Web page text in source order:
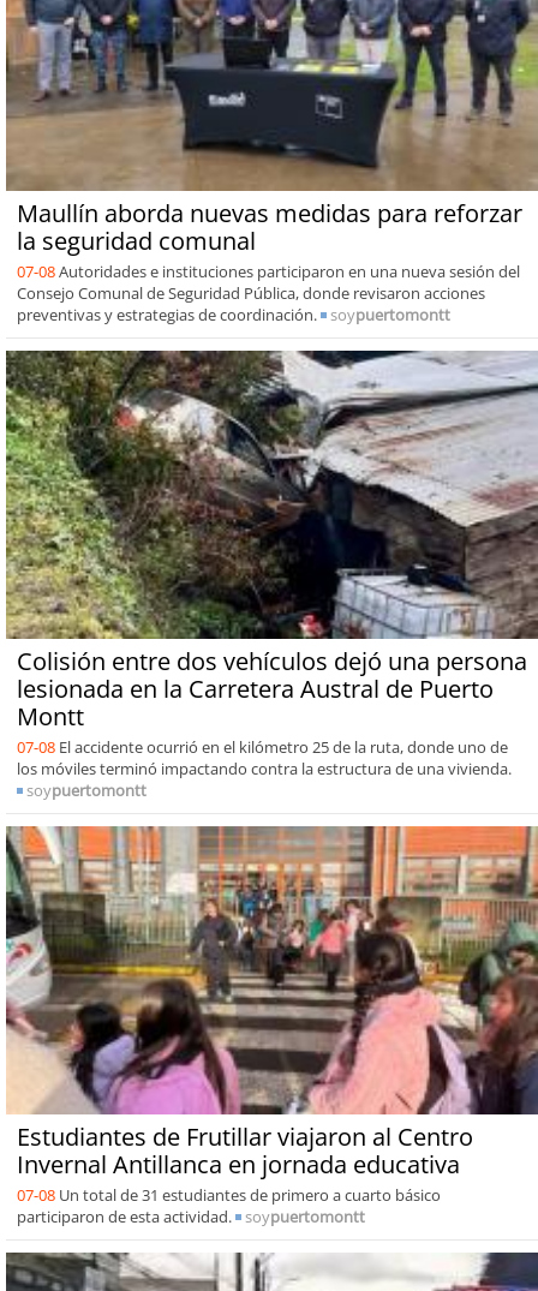
Maullín aborda nuevas medidas para reforzar
la seguridad comunal
07-08Autoridades e instituciones participaron en una nueva sesión del
Consejo Comunal de Seguridad Pública, donde revisaron acciones
preventivas y estrategias de coordinación.
soypuertomontt
Colisión entre dos vehículos dejó una persona
lesionada en la Carretera Austral de Puerto
Montt
07-08 El accidente ocurrió en el kilómetro 25 de la ruta, donde uno de
los móviles terminó impactando contra la estructura de una vivienda.
soypuertomontt
Estudiantes de Frutillar viajaron al Centro
Invernal Antillanca en jornada educativa
07-08 Un total de 31 estudiantes de primero a cuarto básico
participaron de esta actividad.
soypuertomontt